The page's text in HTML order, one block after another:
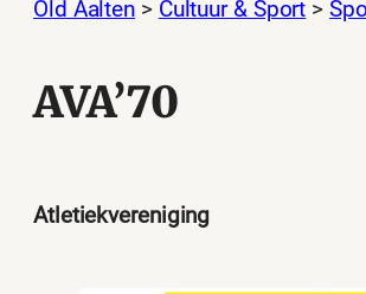
Old Aalten > Cultuur & Sport >
AVA’70
Atletiekvereniging